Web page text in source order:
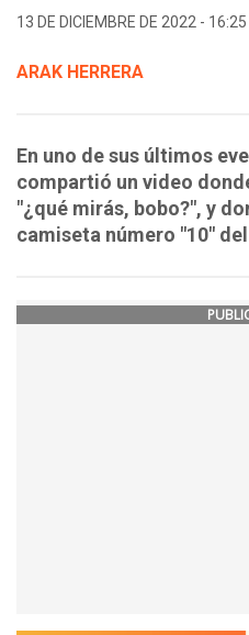
13 DE DICIEMBRE DE 2022 - 16:25
ARAK HERRERA
En uno de sus últimos
compartió un video
"¿qué mirás, bobo?", y
camiseta número "10"